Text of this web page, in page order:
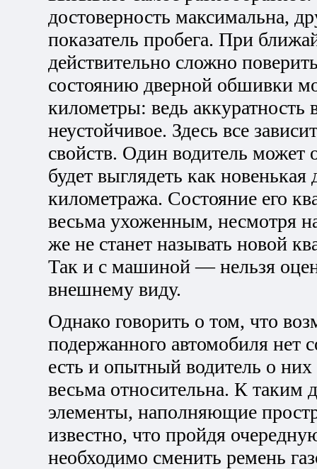
достоверность максимальна,
показатель пробега. При
действительно сложно
состоянию дверной обшивки
километры: ведь аккуратность
неустойчивое. Здесь все
свойств. Один водитель может
будет выглядеть как
километража. Состояние его
весьма ухоженным, несмотря
же не станет называть новой
Так и с машиной — нельзя
внешнему виду.
Однако говорить о том, что
подержанного автомобиля нет
есть и опытный водитель о них
весьма относительна. К таким
элементы, наполняющие
известно, что пройдя
необходимо сменить ремень